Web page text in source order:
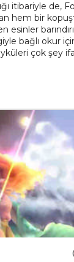
itibariyle de,
hem bir
esinler
bağlı okur
çok şey